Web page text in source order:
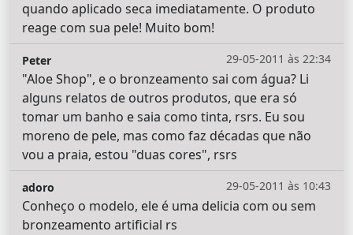
quando aplicado seca imediatamente. O produto
reage com sua pele! Muito bom!
29-05-2011 às 22:34
Peter
"Aloe Shop", e o bronzeamento sai com água? Li
alguns relatos de outros produtos, que era só
tomar um banho e saia como tinta, rsrs. Eu sou
moreno de pele, mas como faz décadas que não
vou a praia, estou "duas cores", rsrs
29-05-2011 às 10:43
adoro
Conheço o modelo, ele é uma delicia com ou sem
bronzeamento artificial rs